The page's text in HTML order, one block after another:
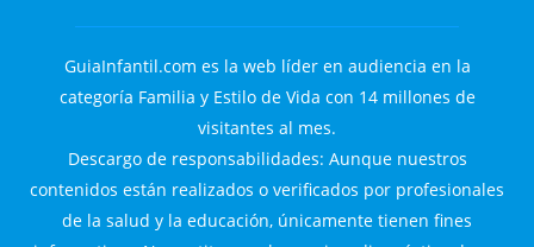
GuiaInfantil.com es la web líder en audiencia en la
categoría Familia y Estilo de Vida con 14 millones de
visitantes al mes.
Descargo de responsabilidades: Aunque nuestros
contenidos están realizados o verificados por profesionales
de la salud y la educación, únicamente tienen fines